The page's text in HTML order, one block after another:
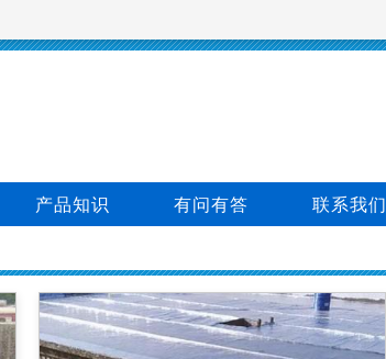
产品知识 有问有答 联系我们